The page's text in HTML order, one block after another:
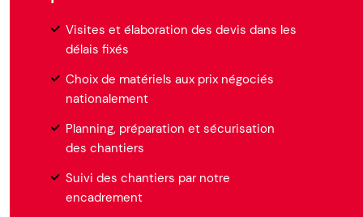
Visites et élaboration des devis dans les
délais fixés
Choix de matériels aux prix négociés
nationalement
Planning, préparation et sécurisation
des chantiers
Suivi des chantiers par notre
encadrement